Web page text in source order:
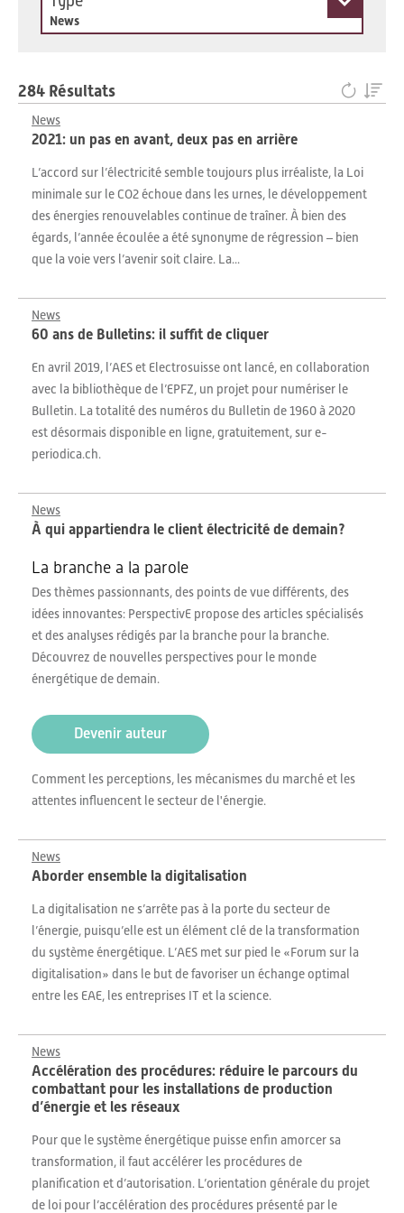
News
284 Résultats
News
2021: un pas en avant, deux pas en arrière
L’accord sur l’électricité semble toujours plus irréaliste, la Loi
minimale sur le CO2 échoue dans les urnes, le développement
des énergies renouvelables continue de traîner. À bien des
égards, l’année écoulée a été synonyme de régression – bien
que la voie vers l’avenir soit claire. La...
News
60 ans de Bulletins: il suffit de cliquer
En avril 2019, l’AES et Electrosuisse ont lancé, en collaboration
avec la bibliothèque de l’EPFZ, un projet pour numériser le
Bulletin. La totalité des numéros du Bulletin de 1960 à 2020
est désormais disponible en ligne, gratuitement, sur e-
periodica.ch.
News
À qui appartiendra le client électricité de demain?
La branche a la parole
Des thèmes passionnants, des points de vue différents, des
idées innovantes: PerspectivE propose des articles spécialisés
et des analyses rédigés par la branche pour la branche.
Découvrez de nouvelles perspectives pour le monde
énergétique de demain.
Devenir auteur
Comment les perceptions, les mécanismes du marché et les
attentes influencent le secteur de l'énergie.
News
Aborder ensemble la digitalisation
La digitalisation ne s’arrête pas à la porte du secteur de
l’énergie, puisqu’elle est un élément clé de la transformation
du système énergétique. L’AES met sur pied le «Forum sur la
digitalisation» dans le but de favoriser un échange optimal
entre les EAE, les entreprises IT et la science.
News
Accélération des procédures: réduire le parcours du
combattant pour les installations de production
d’énergie et les réseaux
Pour que le système énergétique puisse enfin amorcer sa
transformation, il faut accélérer les procédures de
planification et d’autorisation. L’orientation générale du projet
de loi pour l’accélération des procédures présenté par le